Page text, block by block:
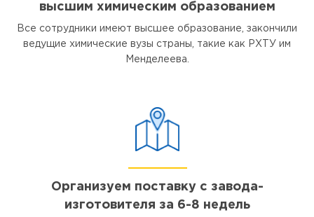
высшим химическим образованием
Все сотрудники имеют высшее образование, закончили
ведущие химические вузы страны, такие как РХТУ им
Менделеева.
Организуем поставку с завода-
изготовителя за 6-8 недель